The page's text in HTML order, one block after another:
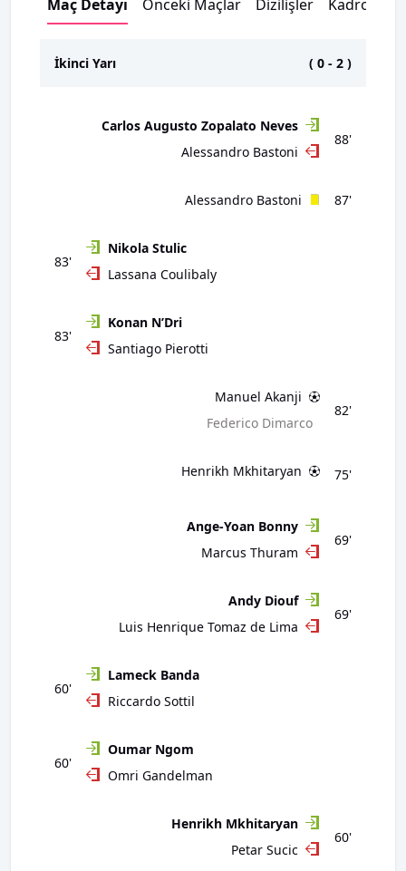
Maç Detayı Önceki Maçlar Dizilişler Kadrolar
İkinci Yarı ( 0 - 2 )
88'
Carlos Augusto Zopalato Neves
Alessandro Bastoni
87'
Alessandro Bastoni
83'
Nikola Stulic
Lassana Coulibaly
83'
Konan N’Dri
Santiago Pierotti
82'
Manuel Akanji
Federico Dimarco
75'
Henrikh Mkhitaryan
69'
Ange-Yoan Bonny
Marcus Thuram
69'
Andy Diouf
Luis Henrique Tomaz de Lima
60'
Lameck Banda
Riccardo Sottil
60'
Oumar Ngom
Omri Gandelman
60'
Henrikh Mkhitaryan
Petar Sucic